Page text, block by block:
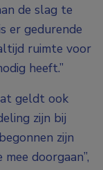
de slag te
er gedurende
ruimte voor
heeft.”
geldt ook
zijn bij
zijn
doorgaan”,